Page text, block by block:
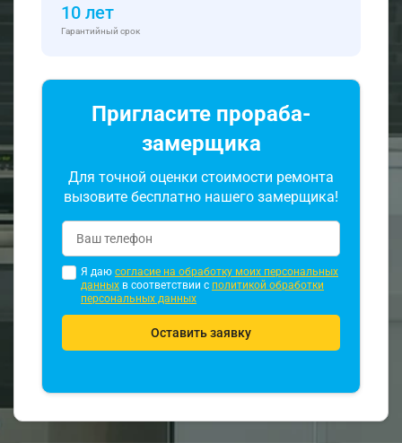
10 лет
Гарантийный срок
Пригласите прораба-
замерщика
Для точной оценки стоимости ремонта
вызовите бесплатно нашего замерщика!
Я даю согласие на обработку моих персональных
данных в соответствии с политикой обработки
персональных данных
Оставить заявку